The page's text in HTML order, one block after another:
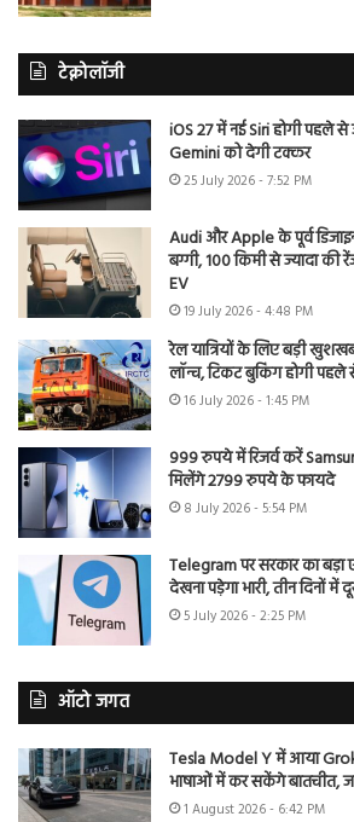
टेक्नोलॉजी
iOS 27 में नई Siri होगी पहले से
Gemini को देगी टक्कर
25 July 2026 - 7:52 PM
Audi और Apple के पूर्व
बग्गी, 100 किमी से ज्यादा
EV
19 July 2026 - 4:48 PM
रेल यात्रियों के लिए बड़ी
लॉन्च, टिकट बुकिंग होगी
16 July 2026 - 1:45 PM
999 रुपये में रिजर्व करें
मिलेंगे 2799 रुपये के फायदे
8 July 2026 - 5:54 PM
Telegram पर सरकार का
देखना पड़ेगा भारी, तीन दिनों में
5 July 2026 - 2:25 PM
ऑटो जगत
Tesla Model Y में आया
भाषाओं में कर सकेंगे बातचीत,
1 August 2026 - 6:42 PM